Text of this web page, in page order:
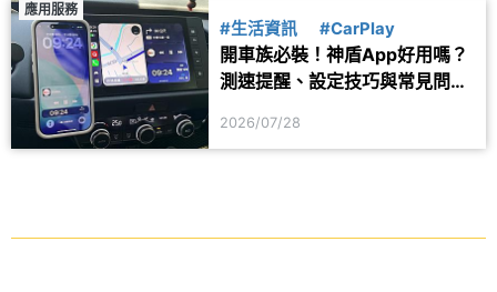
應用服務
#生活資訊 #CarPlay
開車族必裝！神盾App好用嗎？
測速提醒、設定技巧與常見問題
2026/07/28